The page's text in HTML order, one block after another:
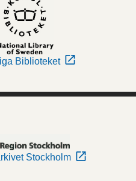
Biblioteket
Stockholm